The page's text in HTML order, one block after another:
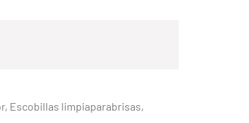
Escobillas limpiaparabrisas,